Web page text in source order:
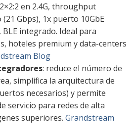
en 2.4G, throughput
Gbps), 1x puerto 10GbE
BLE integrado. Ideal para
hoteles premium y data-centers
Blog
: reduce el número de
simplifica la arquitectura de
necesarios) y permite
servicio para redes de alta
superiores. Grandstream